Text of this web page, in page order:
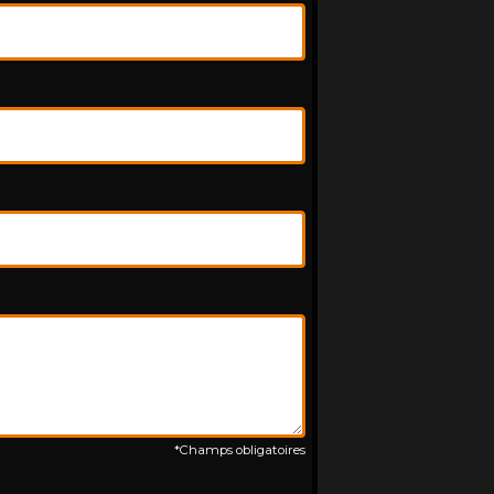
*Champs obligatoires